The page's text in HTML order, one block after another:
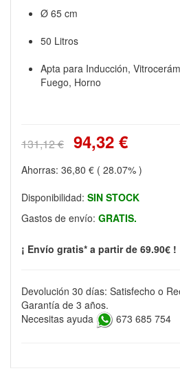
Ø 65 cm
50 Litros
Apta para Inducción,
Fuego, Horno
131,12 € 94,32 €
Ahorras: 36,80 € ( 28.07% )
Disponibilidad: SIN STOCK
Gastos de envío: GRATIS.
¡ Envío gratis* a partir de 69.90€ !
Devolución 30 días: Satisfecho o
Garantía de 3 años.
Necesitas ayuda
673 685 754